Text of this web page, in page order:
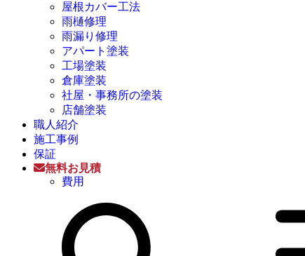
屋根カバー工法
雨樋修理
雨漏り修理
アパート塗装
工場塗装
倉庫塗装
社屋・事務所の塗装
店舗塗装
職人紹介
施工事例
保証
無料お見積
費用